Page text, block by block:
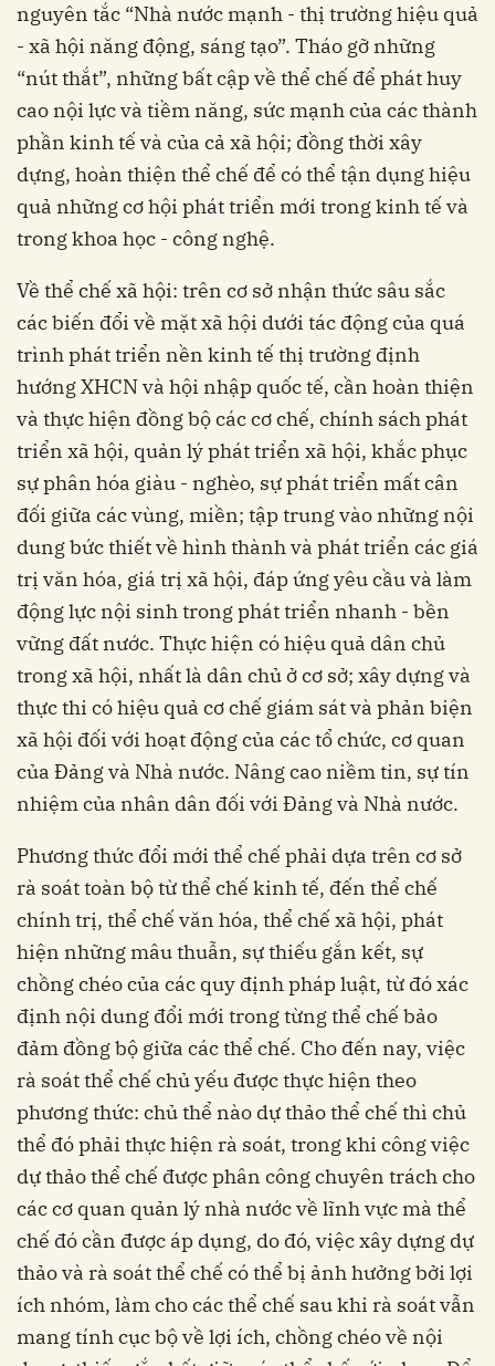
nguyên tắc “Nhà nước mạnh - thị trường hiệu quả
- xã hội năng động, sáng tạo”. Tháo gỡ những
“nút thắt”, những bất cập về thể chế để phát huy
cao nội lực và tiềm năng, sức mạnh của các thành
phần kinh tế và của cả xã hội; đồng thời xây
dựng, hoàn thiện thể chế để có thể tận dụng hiệu
quả những cơ hội phát triển mới trong kinh tế và
trong khoa học - công nghệ.
Về thể chế xã hội: trên cơ sở nhận thức sâu sắc
các biến đổi về mặt xã hội dưới tác động của quá
trình phát triển nền kinh tế thị trường định
hướng XHCN và hội nhập quốc tế, cần hoàn thiện
và thực hiện đồng bộ các cơ chế, chính sách phát
triển xã hội, quản lý phát triển xã hội, khắc phục
sự phân hóa giàu - nghèo, sự phát triển mất cân
đối giữa các vùng, miền; tập trung vào những nội
dung bức thiết về hình thành và phát triển các giá
trị văn hóa, giá trị xã hội, đáp ứng yêu cầu và làm
động lực nội sinh trong phát triển nhanh - bền
vững đất nước. Thực hiện có hiệu quả dân chủ
trong xã hội, nhất là dân chủ ở cơ sở; xây dựng và
thực thi có hiệu quả cơ chế giám sát và phản biện
xã hội đối với hoạt động của các tổ chức, cơ quan
của Đảng và Nhà nước. Nâng cao niềm tin, sự tín
nhiệm của nhân dân đối với Đảng và Nhà nước.
Phương thức đổi mới thể chế phải dựa trên cơ sở
rà soát toàn bộ từ thể chế kinh tế, đến thể chế
chính trị, thể chế văn hóa, thể chế xã hội, phát
hiện những mâu thuẫn, sự thiếu gắn kết, sự
chồng chéo của các quy định pháp luật, từ đó xác
định nội dung đổi mới trong từng thể chế bảo
đảm đồng bộ giữa các thể chế. Cho đến nay, việc
rà soát thể chế chủ yếu được thực hiện theo
phương thức: chủ thể nào dự thảo thể chế thì chủ
thể đó phải thực hiện rà soát, trong khi công việc
dự thảo thể chế được phân công chuyên trách cho
các cơ quan quản lý nhà nước về lĩnh vực mà thể
chế đó cần được áp dụng, do đó, việc xây dựng dự
thảo và rà soát thể chế có thể bị ảnh hưởng bởi lợi
ích nhóm, làm cho các thể chế sau khi rà soát vẫn
mang tính cục bộ về lợi ích, chồng chéo về nội